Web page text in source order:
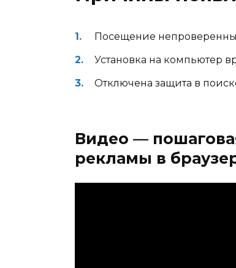
Посещение
Установка на компьютер
Отключена защита в
Видео —
рекламы в